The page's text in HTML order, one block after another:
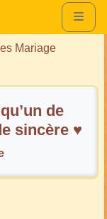
Mariage
de
sincère ♥️